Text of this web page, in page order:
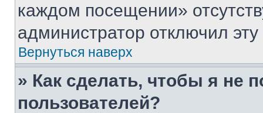
каждом посещении»
администратор отключил
Вернуться наверх
» Как сделать, чтобы я не
пользователей?